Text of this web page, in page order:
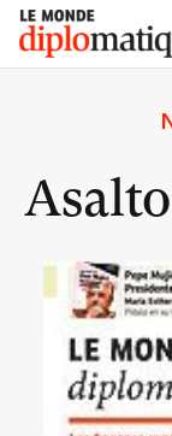
Skip
content
Le monde